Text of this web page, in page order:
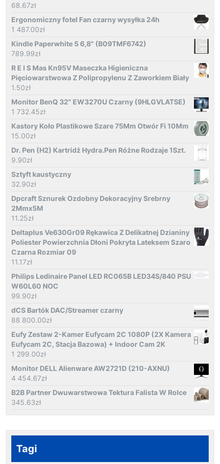
68.67zł
Ergonomiczny fotel Fan czarny wysyłka 24h
1 487.00zł
Kindle Paperwhite 5 6,8" (B09TMF6742)
789.99zł
R E I S Mas Kn95V Maseczka Higieniczna
Pięciowarstwowa Z Polipropylenu Z Zaworkiem Biały
1.50zł
Monitor BenQ 32" EW3270U Czarny (9HLGVLATSE)
1 732.45zł
Kastory Koło Plastikowe Szare 75Mm Otwór Fi 10Mm
15.00zł
Dr. Pen (H2) Kartridż Hydra.Pen Różne Rodzaje 1Szt.
9.90zł
Sztyft kaustyczny
32.90zł
Dpcraft Sznurek Ozdobny Dekoracyjny Srebrny
2Mmx5M
11.25zł
Deltaplus Ve630Gr09 Rękawica Z Delikatnej Dzianiny
Poliester Powierzchnia Dłoni Pokryta Lateksem Szaro
Czarna Rozmiar 09
11.17zł
Philips Ledinaire Panel LED RC065B LED34S/840 PSU
W60L60 NOC
99.90zł
dCS Bartók DAC/Streamer czarny
88 800.00zł
Eufy Zestaw 2-Kamer Eufycam 2C 1080P (2X Kamera
Eufycam 2C, Stacja Bazowa) + Indoor Cam 2K
1 299.00zł
Monitor DELL Alienware AW2721D (210-AXNU)
4 454.67zł
B2B Partner Dwuwarstwowa Tektura Falista W Rolce
345.63zł
Tagi